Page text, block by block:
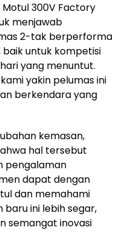
300V Factory
menjawab
2-tak berperforma
untuk kompetisi
yang menuntut.
yakin pelumas ini
berkendara yang
kemasan,
hal tersebut
pengalaman
dapat dengan
dan memahami
ini lebih segar,
semangat inovasi